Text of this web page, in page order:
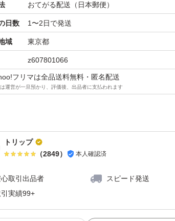
おてがる配送（日本郵便）
日数 1〜2日で発送
域 東京都
z607801066
フリマは全品送料無料・匿名配送
運営が一旦預かり、評価後、出品者に支払われます
トリップ
（2849） 本人確認済
取引出品者
スピード発送
実績99+